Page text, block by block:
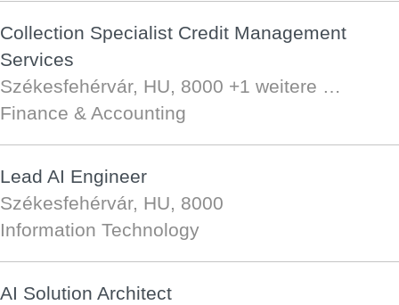
Collection Specialist Credit Management
Services
Székesfehérvár, HU, 8000 +1 weitere …
Finance & Accounting
Lead AI Engineer
Székesfehérvár, HU, 8000
Information Technology
AI Solution Architect